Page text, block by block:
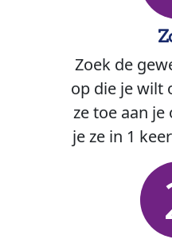
Zoek de
op die je wilt
ze toe aan
je ze in 1